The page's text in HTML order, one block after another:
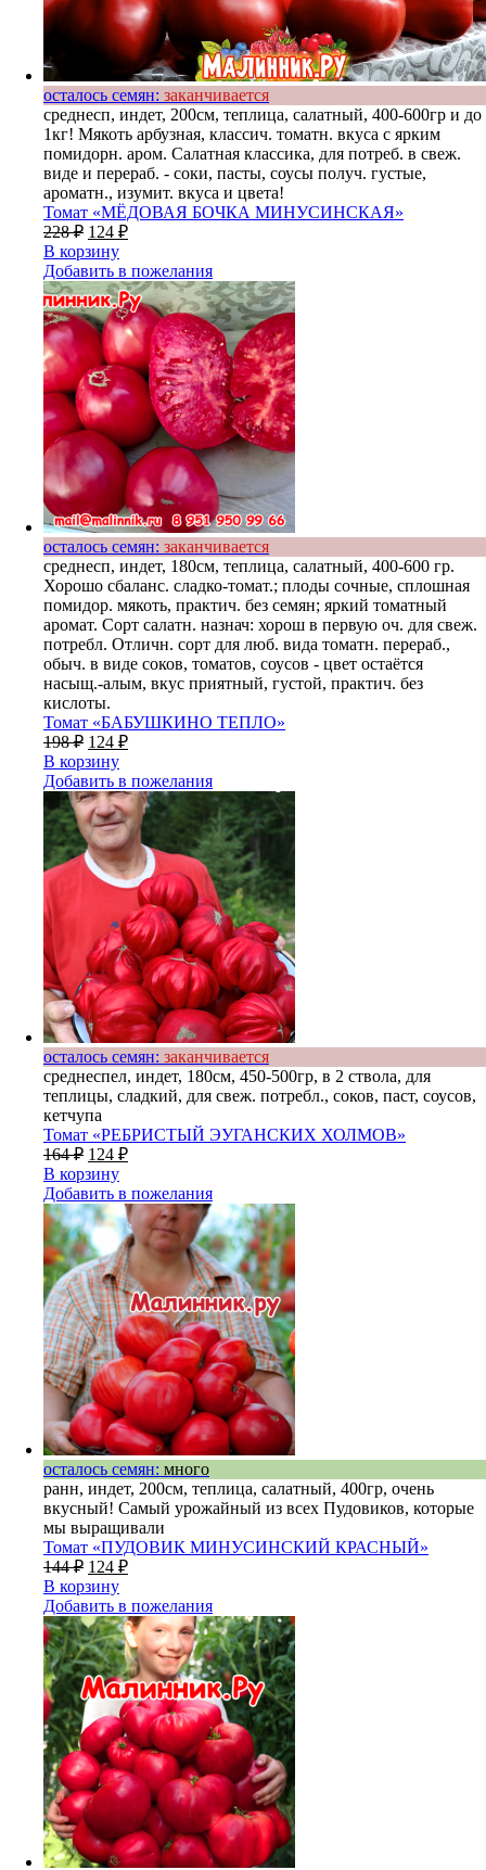
осталось семян: заканчивается
среднесп, индет, 200см, теплица, салатный, 400-600гр и до
1кг! Мякоть арбузная, классич. томатн. вкуса с ярким
помидорн. аром. Салатная классика, для потреб. в свеж.
виде и перераб. - соки, пасты, соусы получ. густые,
ароматн., изумит. вкуса и цвета!
Томат «МЁДОВАЯ БОЧКА МИНУСИНСКАЯ»
228₽ 124 ₽
В корзину
Добавить в пожелания
осталось семян: заканчивается
среднесп, индет, 180см, теплица, салатный, 400-600 гр.
Хорошо сбаланс. сладко-томат.; плоды сочные, сплошная
помидор. мякоть, практич. без семян; яркий томатный
аромат. Сорт салатн. назнач: хорош в первую оч. для свеж.
потребл. Отличн. сорт для люб. вида томатн. перераб.,
обыч. в виде соков, томатов, соусов - цвет остаётся
насыщ.-алым, вкус приятный, густой, практич. без
кислоты.
Томат «БАБУШКИНО ТЕПЛО»
198₽ 124 ₽
В корзину
Добавить в пожелания
осталось семян: заканчивается
среднеспел, индет, 180см, 450-500гр, в 2 ствола, для
теплицы, сладкий, для свеж. потребл., соков, паст, соусов,
кетчупа
Томат «РЕБРИСТЫЙ ЭУГАНСКИХ ХОЛМОВ»
164₽ 124 ₽
В корзину
Добавить в пожелания
осталось семян: много
ранн, индет, 200см, теплица, салатный, 400гр, очень
вкусный! Самый урожайный из всех Пудовиков, которые
мы выращивали
Томат «ПУДОВИК МИНУСИНСКИЙ КРАСНЫЙ»
144₽ 124 ₽
В корзину
Добавить в пожелания